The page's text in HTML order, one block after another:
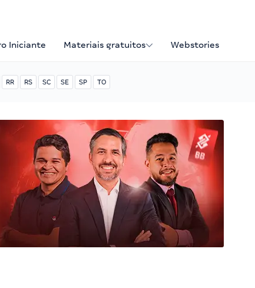
Iniciante Materiais gratuitos Webstories
RR RS SC SE SP TO